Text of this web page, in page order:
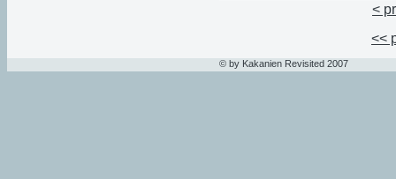
<
<<
© by Kakanien Revisited 2007